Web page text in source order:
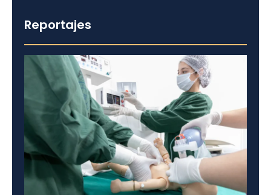
Reportajes